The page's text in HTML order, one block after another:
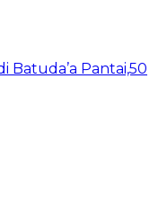
Batuda’a Pantai,50